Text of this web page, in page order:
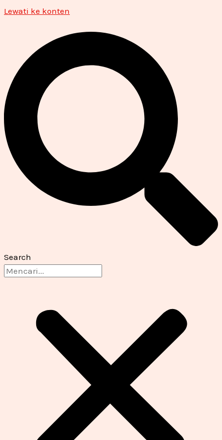
Lewati ke konten
Search